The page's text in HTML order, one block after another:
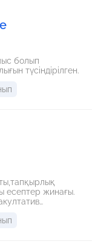
болып
түсіндірілген.
есептер жинағы.